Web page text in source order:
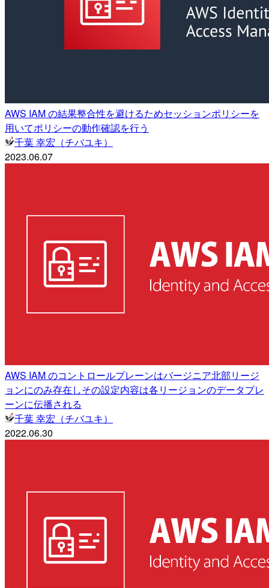
AWS IAM の結果整合性を避けるためセッションポリシーを
用いてポリシーの動作確認を行う
千葉 幸宏（チバユキ）
2023.06.07
AWS IAM のコントロールプレーンはバージニア北部リージ
ョンにのみ存在しその設定内容は各リージョンのデータプレ
ーンに伝播される
千葉 幸宏（チバユキ）
2022.06.30